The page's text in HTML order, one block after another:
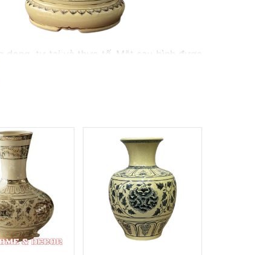
tự tại và thực tế. Mặt sau bình được